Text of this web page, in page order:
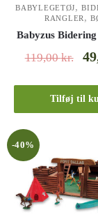
BABYLEGETØJ,
RANGLER ,
Babyzus
119,00kr.
Tilføj til
-40%